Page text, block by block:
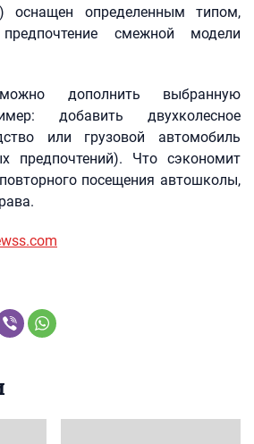
оснащен определенным типом,
смежной модели
дополнить выбранную
добавить двухколесное
или грузовой автомобиль
предпочтений). Что сэкономит
посещения автошколы,